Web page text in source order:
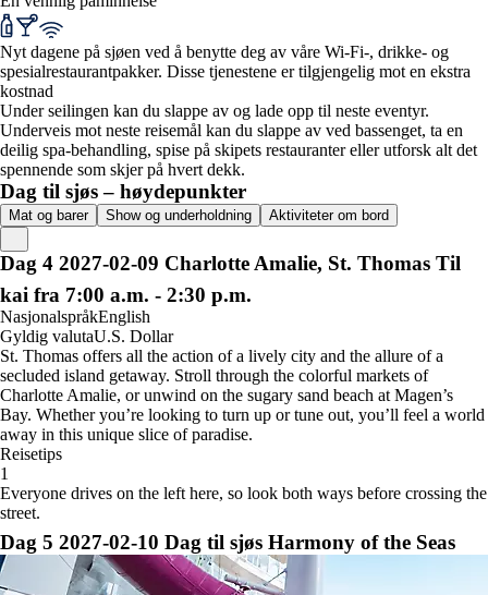
Nyt dagene på sjøen ved å benytte deg av våre Wi-Fi-, drikke- og
spesialrestaurantpakker. Disse tjenestene er tilgjengelig mot en ekstra
kostnad
Under seilingen kan du slappe av og lade opp til neste eventyr.
Underveis mot neste reisemål kan du slappe av ved bassenget, ta en
deilig spa-behandling, spise på skipets restauranter eller utforsk alt det
spennende som skjer på hvert dekk.
Dag til sjøs – høydepunkter
Mat og barer Show og underholdning Aktiviteter om bord
Dag 4 2027-02-09 Charlotte Amalie, St. Thomas Til
kai fra 7:00 a.m. - 2:30 p.m.
NasjonalspråkEnglish
Gyldig valutaU.S. Dollar
St. Thomas offers all the action of a lively city and the allure of a
secluded island getaway. Stroll through the colorful markets of
Charlotte Amalie, or unwind on the sugary sand beach at Magen’s
Bay. Whether you’re looking to turn up or tune out, you’ll feel a world
away in this unique slice of paradise.
Reisetips
1
Everyone drives on the left here, so look both ways before crossing the
street.
Dag 5 2027-02-10 Dag til sjøs Harmony of the Seas